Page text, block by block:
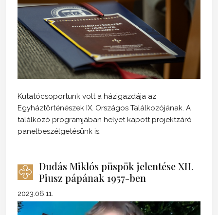
Kutatócsoportunk volt a házigazdája az
Egyháztörténészek IX. Országos Találkozójának. A
találkozó programjában helyet kapott projektzáró
panelbeszélgetésünk is.
Dudás Miklós püspök jelentése XII.
Piusz pápának 1957-ben
2023.06.11.